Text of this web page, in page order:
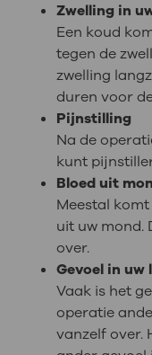
Zwelling in
Een koud
tegen de
zwelling
duren voor
Pijnstilling
Na de
kunt
Bloed uit
Meestal
uit uw mond.
over.
Gevoel in uw
Vaak is het
operatie
vanzelf over.